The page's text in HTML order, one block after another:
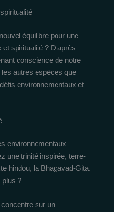
équilibre pour une
spiritualité ? D’après
conscience de notre
autres espèces que
environnementaux et
environnementaux
une trinité inspirée, terre-
hindou, la Bhagavad-Gita.
plus ?
sur un